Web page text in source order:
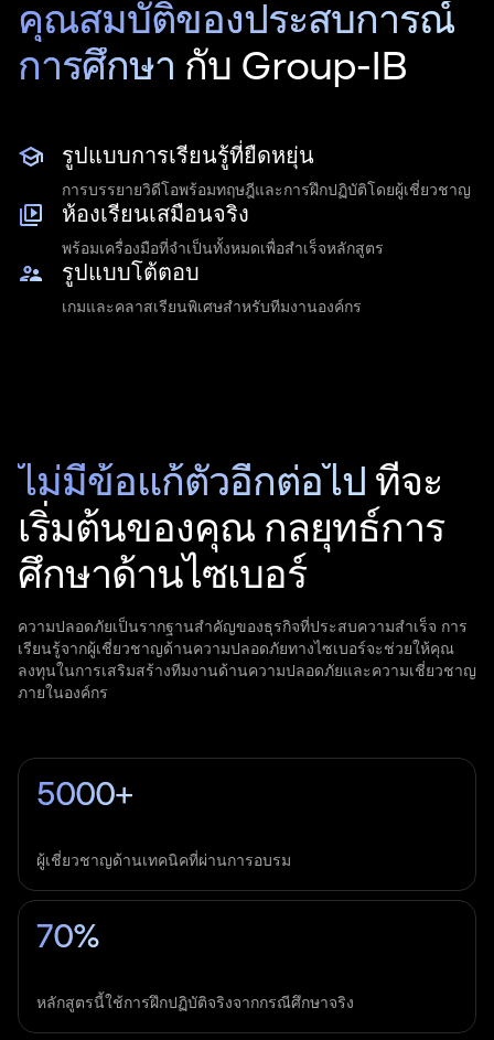
คุณสมบัติของประสบการณ์
การศึกษา กับ Group-IB
รูปแบบการเรียนรู้ที่ยืดหยุ่น
การบรรยายวิดีโอพร้อมทฤษฎีและการฝึกปฏิบัติโดยผู้เชี่ยวชาญ
ห้องเรียนเสมือนจริง
พร้อมเครื่องมือที่จำเป็นทั้งหมดเพื่อสำเร็จหลักสูตร
รูปแบบโต้ตอบ
เกมและคลาสเรียนพิเศษสำหรับทีมงานองค์กร
ไม่มีข้อแก้ตัวอีกต่อไป ที่จะ
เริ่มต้นของคุณ กลยุทธ์การ
ศึกษาด้านไซเบอร์
ความปลอดภัยเป็นรากฐานสำคัญของธุรกิจที่ประสบความสำเร็จ การ
เรียนรู้จากผู้เชี่ยวชาญด้านความปลอดภัยทางไซเบอร์จะช่วยให้คุณ
ลงทุนในการเสริมสร้างทีมงานด้านความปลอดภัยและความเชี่ยวชาญ
ภายในองค์กร
5000+
ผู้เชี่ยวชาญด้านเทคนิคที่ผ่านการอบรม
70%
หลักสูตรนี้ใช้การฝึกปฏิบัติจริงจากกรณีศึกษาจริง